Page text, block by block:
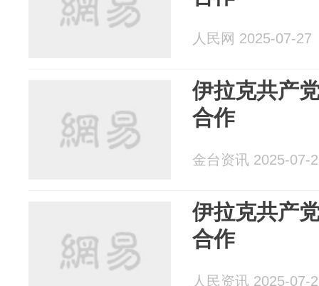
人民网 2025-07-27
伊拉克共产
合作
金台资讯 2025-07-
伊拉克共产
合作
人民资讯 2025-07-